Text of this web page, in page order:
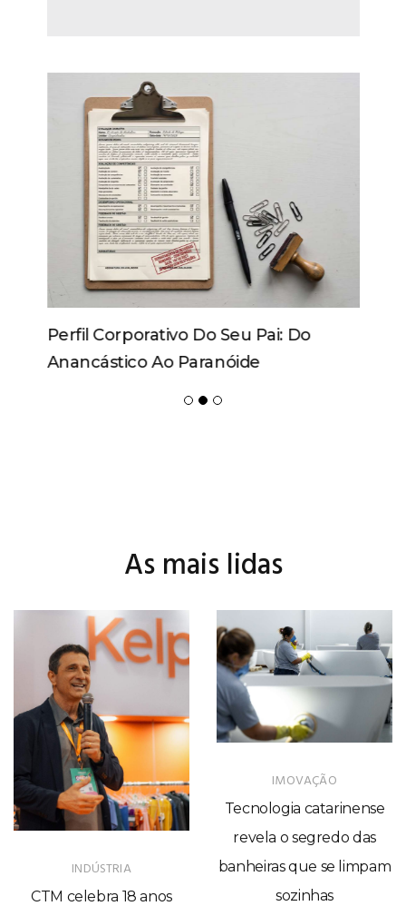
Perfil Corporativo Do Seu Pai: Do
Anancástico Ao Paranóide
As mais lidas
INDÚSTRIA
CTM celebra 18 anos
IMOVAÇÃO
Tecnologia catarinense
revela o segredo das
banheiras que se limpam
sozinhas